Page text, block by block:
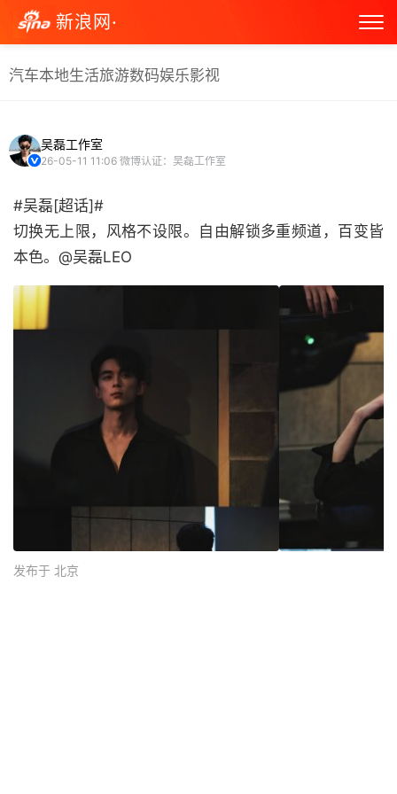
新浪网·
汽车本地生活旅游数码娱乐影视
吴磊工作室
26-05-11 11:06 微博认证：吴磊工作室
#吴磊[超话]#
切换无上限，风格不设限。自由解锁多重频道，百变皆
本色。@吴磊LEO ​
发布于 北京